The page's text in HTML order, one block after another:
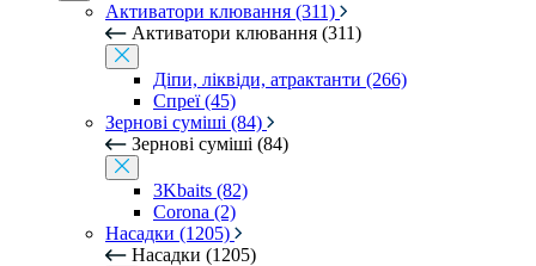
Активатори клювання (311)
Активатори клювання (311)
Діпи, ліквіди, атрактанти (266)
Спреї (45)
Зернові суміші (84)
Зернові суміші (84)
3Kbaits (82)
Corona (2)
Насадки (1205)
Насадки (1205)